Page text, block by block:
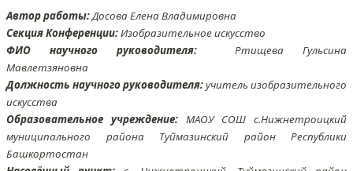
Автор работы:Досова Елена Владимировна
Секция Конференции:Изобразительное искусство
ФИО научного руководителя:
Ртищева Гульсина
Мавлетзяновна
Должность научного руководителя:учитель изобразительного
искусства
Образовательное учреждение:МАОУ СОШ с.Нижнетроицкий
муниципального района Туймазинский район Республики
Башкортостан